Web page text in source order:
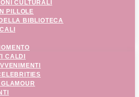
CULTURALI
PILLOLE
BIBLIOTECA
CALDI